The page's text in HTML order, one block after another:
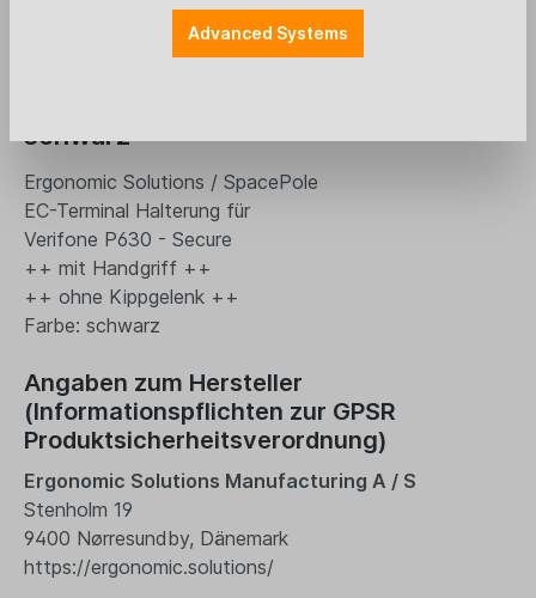
SpacePole - EC-Halterung - Verifone
schwarz
Ergonomic Solutions / SpacePole
EC-Terminal Halterung für
Verifone P630 - Secure
++ mit Handgriff ++
++ ohne Kippgelenk ++
Farbe: schwarz
Angaben zum Hersteller
(Informationspflichten zur GPSR
Produktsicherheitsverordnung)
Ergonomic Solutions Manufacturing A / S
Stenholm 19
9400 Nørresundby, Dänemark
https://ergonomic.solutions/
Advanced Systems